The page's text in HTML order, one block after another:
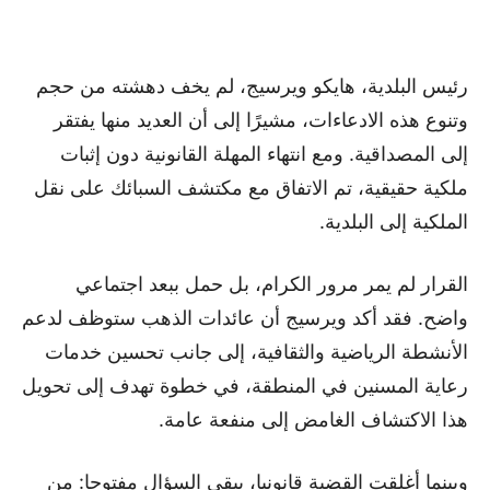
رئيس البلدية، هايكو ويرسيج، لم يخف دهشته من حجم
وتنوع هذه الادعاءات، مشيرًا إلى أن العديد منها يفتقر
إلى المصداقية. ومع انتهاء المهلة القانونية دون إثبات
ملكية حقيقية، تم الاتفاق مع مكتشف السبائك على نقل
الملكية إلى البلدية.
القرار لم يمر مرور الكرام، بل حمل ببعد اجتماعي
واضح. فقد أكد ويرسيج أن عائدات الذهب ستوظف لدعم
الأنشطة الرياضية والثقافية، إلى جانب تحسين خدمات
رعاية المسنين في المنطقة، في خطوة تهدف إلى تحويل
هذا الاكتشاف الغامض إلى منفعة عامة.
وبينما أغلقت القضية قانونيا، يبقى السؤال مفتوحا: من